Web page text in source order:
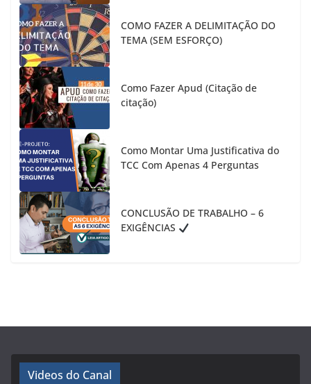
COMO FAZER A DELIMITAÇÃO DO
TEMA (SEM ESFORÇO)
Como Fazer Apud (Citação de
citação)
Como Montar Uma Justificativa do
TCC Com Apenas 4 Perguntas
CONCLUSÃO DE TRABALHO – 6
EXIGÊNCIAS
Videos do Canal